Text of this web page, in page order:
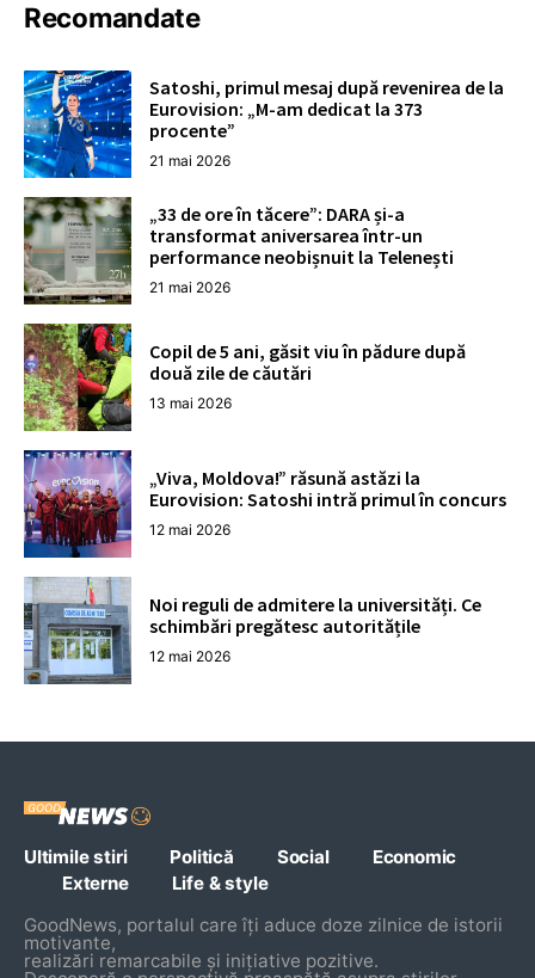
Recomandate
Satoshi, primul mesaj după revenirea de la
Eurovision: „M-am dedicat la 373
procente”
21 mai 2026
„33 de ore în tăcere”: DARA și-a
transformat aniversarea într-un
performance neobișnuit la Telenești
21 mai 2026
Copil de 5 ani, găsit viu în pădure după
două zile de căutări
13 mai 2026
„Viva, Moldova!” răsună astăzi la
Eurovision: Satoshi intră primul în concurs
12 mai 2026
Noi reguli de admitere la universități. Ce
schimbări pregătesc autoritățile
12 mai 2026
Ultimile stiri Politică Social
Economic
Externe
Life & style
GoodNews, portalul care îți aduce doze zilnice de istorii
motivante,
realizări remarcabile și inițiative pozitive.